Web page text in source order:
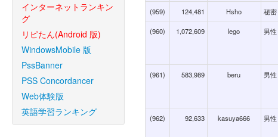
インターネットランキン
グ
リピたん(Android 版)
WindowsMobile 版
PssBanner
PSS Concordancer
Web体験版
英語学習ランキング
(959) 124,481 Hsho 秘密
(960) 1,072,609 lego 男性
(961) 583,989 beru 男性
(962) 92,633 kasuya666 男性